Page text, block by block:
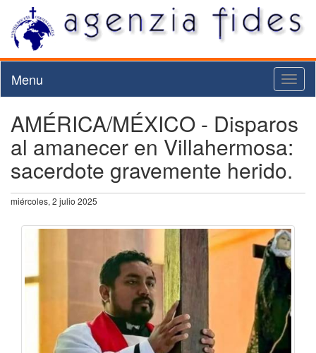
Menu
AMÉRICA/MÉXICO - Disparos
al amanecer en Villahermosa:
sacerdote gravemente herido.
miércoles, 2 julio 2025